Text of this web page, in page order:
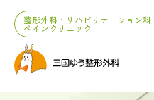
整形外科・リハビリテーション
ペインクリニック